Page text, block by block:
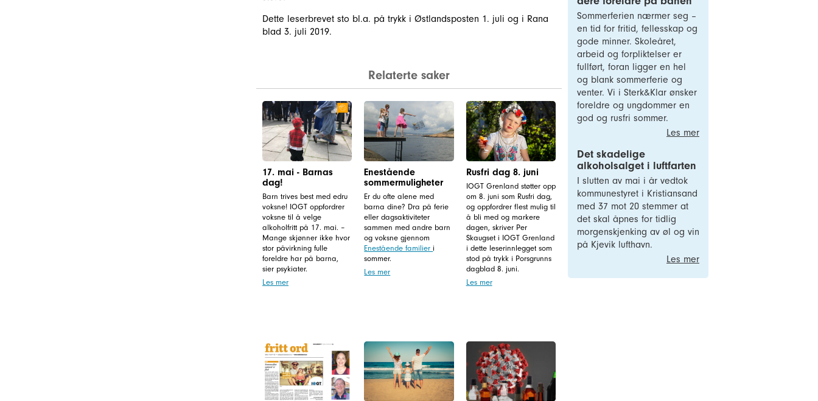
Dette leserbrevet sto bl.a. på trykk i Østlandsposten 1. juli og i Rana
blad 3. juli 2019.
Relaterte saker
17. mai - Barnas
dag!
Barn trives best med edru
voksne! IOGT oppfordrer
voksne til å velge
alkoholfritt på 17. mai. –
Mange skjønner ikke hvor
stor påvirkning fulle
foreldre har på barna,
sier psykiater.
Les mer
Enestående
sommermuligheter
Er du ofte alene med
barna dine? Dra på ferie
eller dagsaktiviteter
sammen med andre barn
og voksne gjennom
Enestående familier i
sommer.
Les mer
Rusfri dag 8. juni
IOGT Grenland støtter opp
om 8. juni som Rusfri dag,
og oppfordrer flest mulig til
å bli med og markere
dagen, skriver Per
Skaugset i IOGT Grenland
i dette leserinnlegget som
stod på trykk i Porsgrunns
dagblad 8. juni.
Les mer
Sommerferien nærmer seg –
en tid for fritid, fellesskap og
gode minner. Skoleåret,
arbeid og forpliktelser er
fullført, foran ligger en hel
og blank sommerferie og
venter. Vi i Sterk&Klar ønsker
foreldre og ungdommer en
god og rusfri sommer.
Les mer
Det skadelige
alkoholsalget i luftfarten
I slutten av mai i år vedtok
kommunestyret i Kristiansand
med 37 mot 20 stemmer at
det skal åpnes for tidlig
morgenskjenking av øl og vin
på Kjevik lufthavn.
Les mer